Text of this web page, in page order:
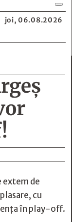
joi, 06.08.2026
extem de
cu
în play-off.